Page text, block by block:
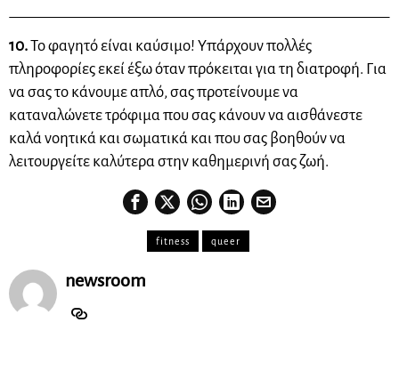
10.Το φαγητό είναι καύσιμο! Υπάρχουν πολλές
πληροφορίες εκεί έξω όταν πρόκειται για τη διατροφή. Για
να σας το κάνουμε απλό, σας προτείνουμε να
καταναλώνετε τρόφιμα που σας κάνουν να αισθάνεστε
καλά νοητικά και σωματικά και που σας βοηθούν να
λειτουργείτε καλύτερα στην καθημερινή σας ζωή.
fitness queer
newsroom